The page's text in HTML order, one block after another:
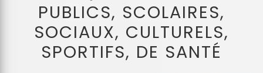
PUBLICS, SCOLAIRES,
SOCIAUX, CULTURELS,
SPORTIFS, DE SANTÉ